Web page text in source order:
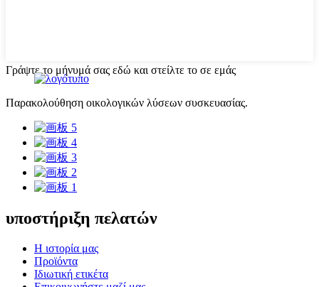
Γράψτε το μήνυμά σας εδώ και στείλτε το σε εμάς
Παρακολούθηση οικολογικών λύσεων συσκευασίας.
υποστήριξη πελατών
Η ιστορία μας
Προϊόντα
Ιδιωτική ετικέτα